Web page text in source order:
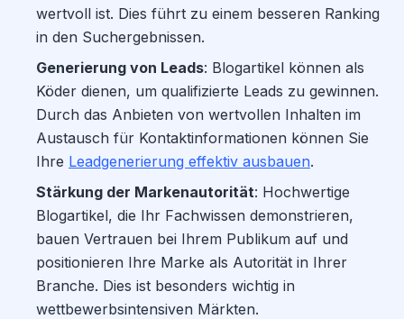
wertvoll ist. Dies führt zu einem besseren Ranking
in den Suchergebnissen.
Generierung von Leads: Blogartikel können als
Köder dienen, um qualifizierte Leads zu gewinnen.
Durch das Anbieten von wertvollen Inhalten im
Austausch für Kontaktinformationen können Sie
Ihre Leadgenerierung effektiv ausbauen.
Stärkung der Markenautorität: Hochwertige
Blogartikel, die Ihr Fachwissen demonstrieren,
bauen Vertrauen bei Ihrem Publikum auf und
positionieren Ihre Marke als Autorität in Ihrer
Branche. Dies ist besonders wichtig in
wettbewerbsintensiven Märkten.